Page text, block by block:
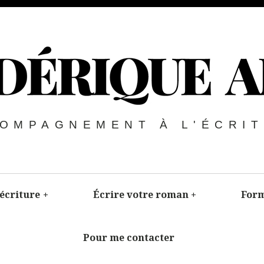
À
+ Écrire votre roman +
Pour me contacter